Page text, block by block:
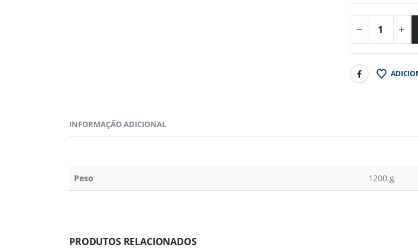
INFORMAÇÃO ADICIONAL
Peso 1200 g
PRODUTOS RELACIONADOS